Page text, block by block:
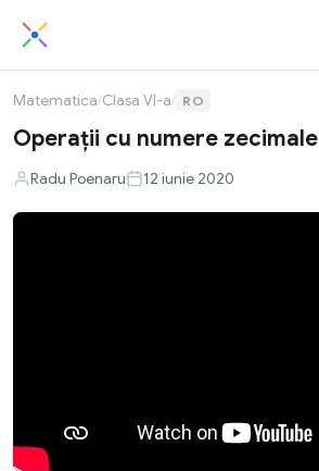
Matematica/Clasa VI-a/ RO
Operaţii cu numere zecimale
Radu Poenaru 12 iunie 2020